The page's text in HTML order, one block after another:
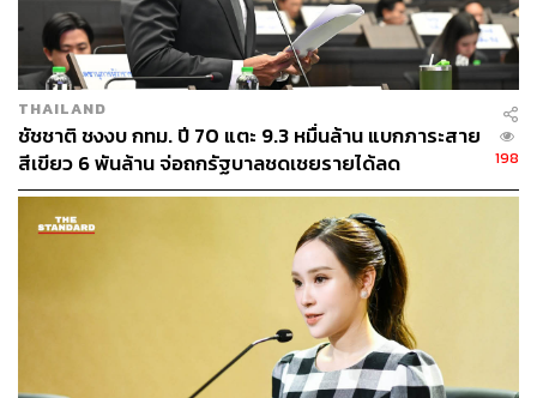
ว่าฯ ครั้งแรก 2518 เป็นการปกครองท้องถิ่นรูปแบบพิเศษ
ปัจจุบันใช้ พ.ร.บ. ตั้งแต่ปี 2528 ซึ่งยังใช้ถึงทุกวันนี้ ที่ผ่านมามี
การเลือกตั้ง 9 สมัย แต่ยุคล่าสุดคือ ปี 2559 หลัง คสช. ปลด
ม.ร.ว.สุขุมพันธุ์ บริพัตร แล้วตั้ง พล.ต.อ. อัศวิน ขวัญเมือง เป็น
ผู้ว่าฯ กทม.
ขณะที่ก่อนหน้านั้น การรัฐประหารปี 2534 ปี 2549 จะไม่แตะ
โครงสร้าง กทม. แต่ปัจจุบันเหลือแต่ กทม. ที่ยังไม่มีเลือกตั้ง
การเลือกตั้งเมื่อปี 2518 ผลคะแนนเสียงเต็มที่ไม่ถึงแสนก็เป็น
ผู้ว่าฯ ได้ ต่อมาคะแนนเริ่มแตะหลักล้านคะแนนในยุค สมัคร
THAILAND
ชัชชาติ ชงงบ กทม. ปี 70 แตะ 9.3 หมื่นล้าน แบกภาระสาย
สีเขียว 6 พันล้าน จ่อถกรัฐบาลชดเชยรายได้ลด
198